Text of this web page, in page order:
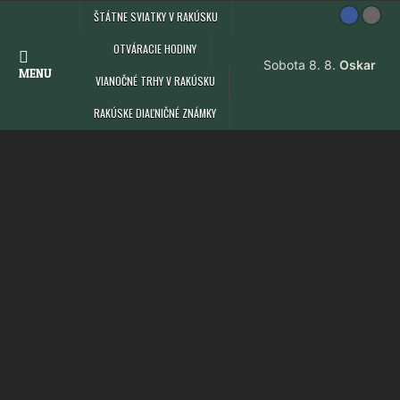
MENU
ŠTÁTNE SVIATKY V RAKÚSKU
OTVÁRACIE HODINY
VIANOČNÉ TRHY V RAKÚSKU
RAKÚSKE DIAĽNIČNÉ ZNÁMKY